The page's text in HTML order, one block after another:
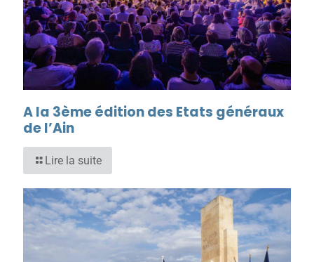
A la 3ème édition des Etats généraux
de l’Ain
Lire la suite